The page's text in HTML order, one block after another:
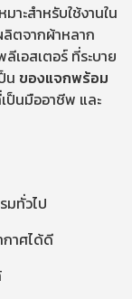
าะสำหรับใช้งานใน
ลิตจากผ้าหลาก
เอสเตอร์ ที่ระบาย
น ของแจกพร้อม
ป็นมืออาชีพ และ
มทั่วไป
กาศได้ดี